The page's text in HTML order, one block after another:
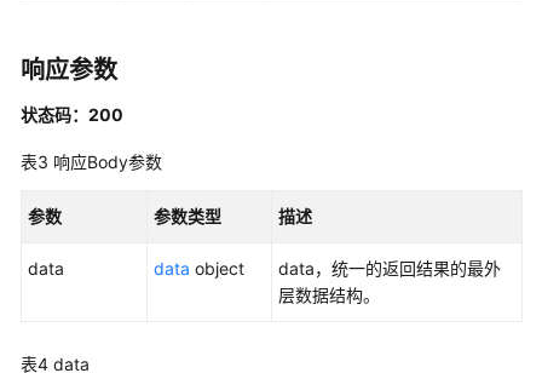
API
数
开
发
响应参数
状态码：200
表3 响应Body参数
参数 参数类型 描述
data data object
data，统一的返回结果的最外
层数据结构。
表4 data